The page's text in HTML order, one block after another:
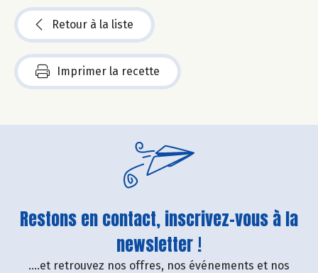
Retour à la liste
Imprimer la recette
Restons en contact, inscrivez-vous à la
newsletter !
....et retrouvez nos offres, nos événements et nos